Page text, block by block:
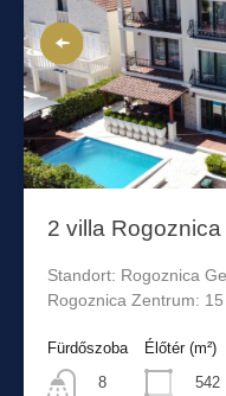
2 villa Rogoznica
Standort: Rogoznica
Rogoznica Zentrum: 15
Fürdőszoba
8
Élőtér (m²)
542